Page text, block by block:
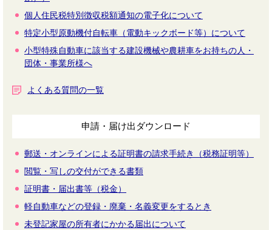
個人住民税特別徴収税額通知の電子化について
特定小型原動機付自転車（電動キックボード等）について
小型特殊自動車に該当する建設機械や農耕車をお持ちの人・
団体・事業所様へ
よくある質問の一覧
申請・届け出ダウンロード
郵送・オンラインによる証明書の請求手続き（税務証明等）
閲覧・写しの交付ができる書類
証明書・届出書等（税金）
軽自動車などの登録・廃棄・名義変更をするとき
未登記家屋の所有者にかかる届出について